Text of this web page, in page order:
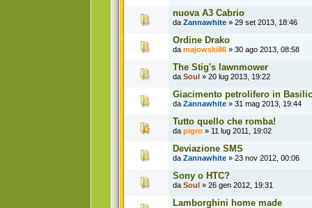
nuova A3 Cabrio
da Zannawhite » 29 set 2013, 18:46
Ordine Drako
da majowski86 » 30 ago 2013, 08:58
The Stig's lawnmower
da Soul » 20 lug 2013, 19:22
Giacimento petrolifero in
da Zannawhite » 31 mag 2013, 19:44
Tutto quello che romba!
da pigro » 11 lug 2011, 19:02
Deviazione SMS
da Zannawhite » 23 nov 2012, 00:06
Sony o HTC?
da Soul » 26 gen 2012, 19:31
Lamborghini home made